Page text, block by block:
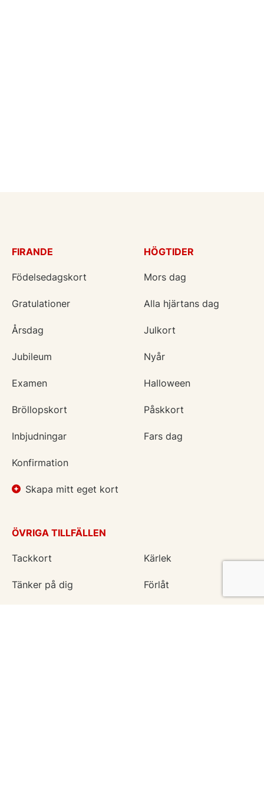
FIRANDE
Födelsedagskort
Gratulationer
Årsdag
Jubileum
Examen
Bröllopskort
Inbjudningar
Konfirmation
Skapa mitt eget kort
HÖGTIDER
Mors dag
Alla hjärtans dag
Julkort
Nyår
Halloween
Påskkort
Fars dag
ÖVRIGA TILLFÄLLEN
Tackkort Kärlek
Tänker på dig Förlåt